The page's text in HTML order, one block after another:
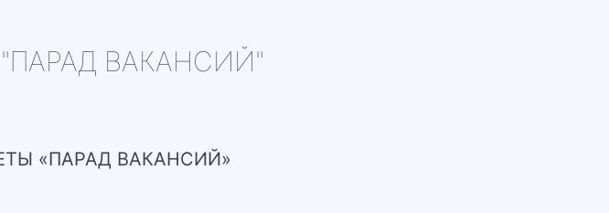
"ПАРАД ВАКАНСИЙ"
«ПАРАД ВАКАНСИЙ»